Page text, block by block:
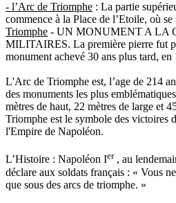
- l’Arc de Triomphe : La partie
commence à la Place de l’Etoile, où
Triomphe - UN MONUMENT A LA
MILITAIRES. La première pierre fut
monument achevé 30 ans plus tard, en
L'Arc de Triomphe est, l’age de 214
des monuments les plus
mètres de haut, 22 mètres de large et
Triomphe est le symbole des victoires
l'Empire de Napoléon.
L’Histoire : Napoléon Ier, au
déclare aux soldats français : « Vous
que sous des arcs de triomphe. »